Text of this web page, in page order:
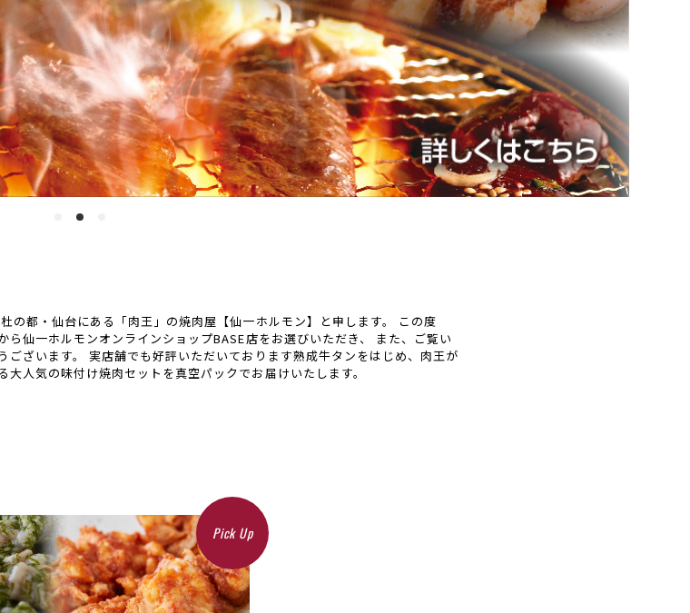
の都・仙台にある「肉王」の焼肉屋【仙一ホルモン】と申します。 この度
ら仙一ホルモンオンラインショップBASE店をお選びいただき、 また、ご覧い
ございます。 実店舗でも好評いただいております熟成牛タンをはじめ、肉王が
大人気の味付け焼肉セットを真空パックでお届けいたします。
Pick Up